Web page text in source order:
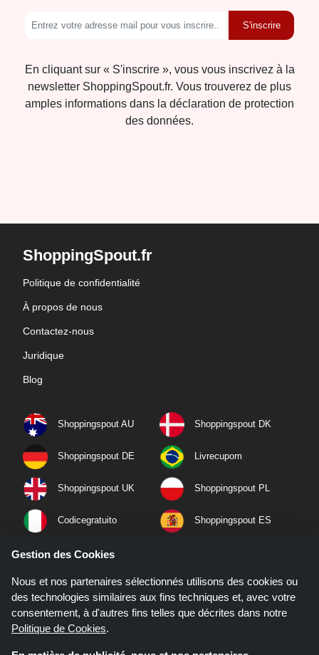
S'inscrire
En cliquant sur « S'inscrire », vous vous inscrivez à la
newsletter ShoppingSpout.fr. Vous trouverez de plus
amples informations dans la déclaration de protection
des données.
ShoppingSpout.fr
Politique de confidentialité
À propos de nous
Contactez-nous
Juridique
Blog
Shoppingspout AU Shoppingspout DK
Shoppingspout DE Livrecupom
Shoppingspout UK Shoppingspout PL
Codicegratuito Shoppingspout ES
Shoppingspout NL
Shoppingspout PT Shoppingspout NO
Gestion des Cookies
Nous et nos partenaires sélectionnés utilisons des cookies ou
des technologies similaires aux fins techniques et, avec votre
consentement, à d'autres fins telles que décrites dans notre
Politique de Cookies.